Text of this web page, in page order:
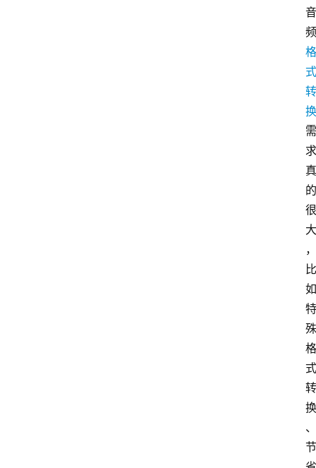
音
频
格
式
转
换
需
求
真
的
很
大
，
比
如
特
殊
格
式
转
换
、
节